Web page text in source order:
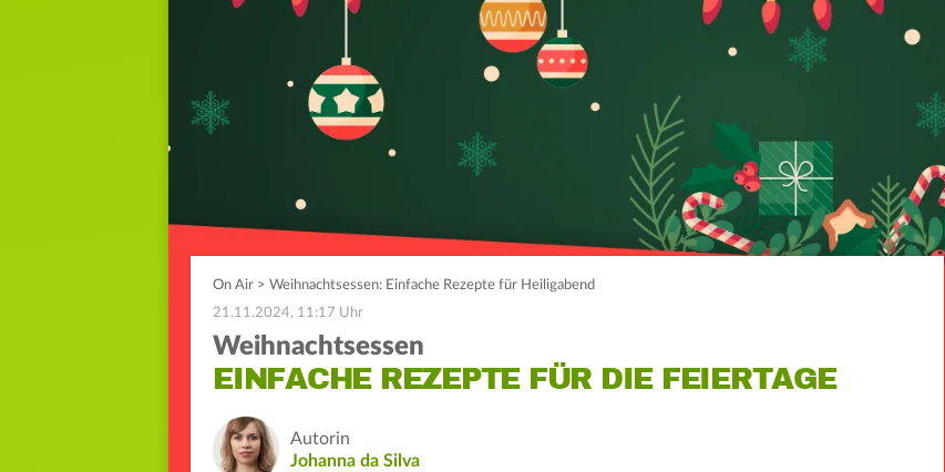
On Air > Weihnachtsessen: Einfache Rezepte für Heiligabend
21.11.2024, 11:17 Uhr
Weihnachtsessen
EINFACHE REZEPTE FÜR DIE FEIERTAGE
Autorin
Johanna da Silva